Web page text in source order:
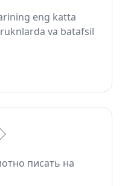
eng katta
va batafsil
писать на